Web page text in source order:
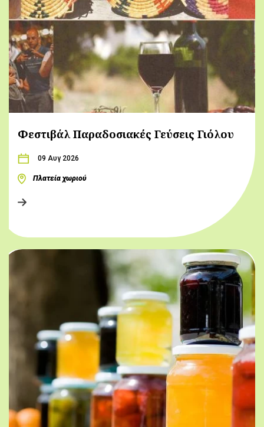
Φεστιβάλ Παραδοσιακές Γεύσεις Γιόλου
09 Αυγ 2026
Πλατεία χωριού